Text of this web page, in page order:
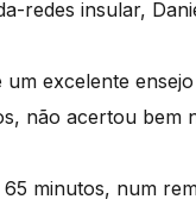
redes insular,
excelente
não acertou bem
minutos, num